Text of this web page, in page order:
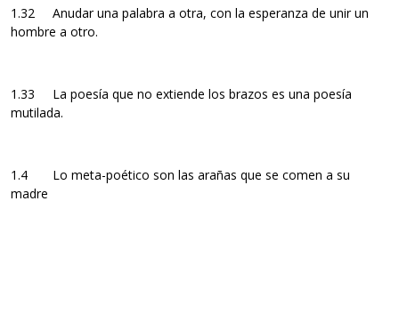
1.32 Anudar una palabra a otra, con la esperanza de unir un
hombre a otro.
1.33 La poesía que no extiende los brazos es una poesía
mutilada.
1.4 Lo meta-poético son las arañas que se comen a su
madre